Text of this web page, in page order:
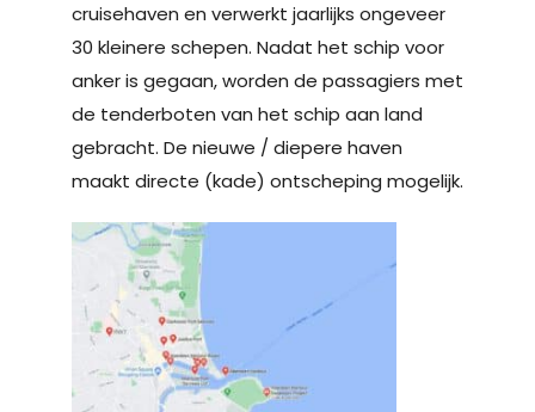
cruisehaven en verwerkt jaarlijks ongeveer
30 kleinere schepen. Nadat het schip voor
anker is gegaan, worden de passagiers met
de tenderboten van het schip aan land
gebracht. De nieuwe / diepere haven
maakt directe (kade) ontscheping mogelijk.